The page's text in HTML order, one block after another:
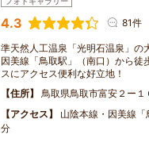
4.3 81件
準天然人工温泉「光明石温泉」の
因美線「鳥取駅」（南口）から徒
スにアクセス便利な好立地！
住所
鳥取県鳥取市富安２ー１
アクセス
山陰本線・因美線
分